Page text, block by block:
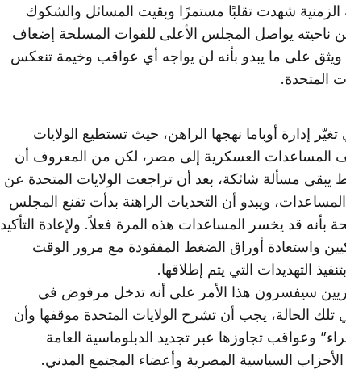
الزمنية شهدت تقلبًا مستمرًا وبقيت المسائل والشكوك
ناحيته يواصل المجلس الأعلى للقوات المسلحة إضعاف
ويثق على ما يبدو بأنه لن يواجه أي عواقب وخيمة تنعكس
المتحدة.
إدارة أوباما نهجها الراهن، حيث تستطيع الولايات
المساعدات العسكرية إلى مصر، لكن من المعروف أن
يبقى مسألة شائكة، بعد أن تراجعت الولايات المتحدة عن
ويبدو أن التحديات الراهنة بدأت تقنع المجلس
بأنه قد يخسر المساعدات هذه المرة فعلاً. ولإعادة التأكيد
واستعادة أوراق الضغط المفقودة مع مرور الوقت
التهديدات التي يتم إطلاقها.
سيفسرون هذا الأمر على أنه تدخل مرفوض في
تلك الحالة، يجب أن تشرح الولايات المتحدة موقفها وأن
وعواقب تجاوزها عبر تجديد الدبلوماسية العامة
السياسية المصرية وأعضاء المجتمع المدني.